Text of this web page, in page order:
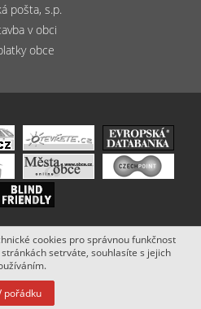
pošta, s.p.
v obci
obce
Bludov. Stránky vytvořil a spravuje
.
cookies pro správnou funkčnost
setrváte, souhlasíte s jejich
pořádku